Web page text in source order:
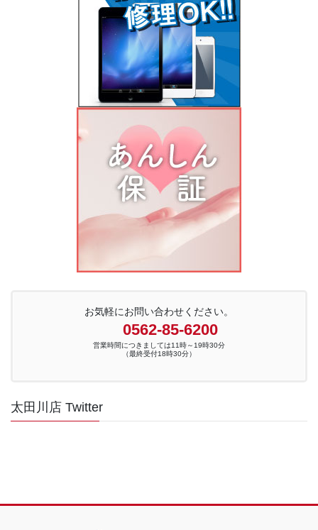
お気軽にお問い合わせください。
0562-85-6200
営業時間につきましては11時～19時30分
（最終受付18時30分）
太田川店 Twitter